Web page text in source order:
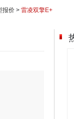
报价 > 雷凌双擎E+